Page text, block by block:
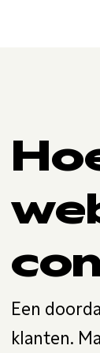
Een
klanten.